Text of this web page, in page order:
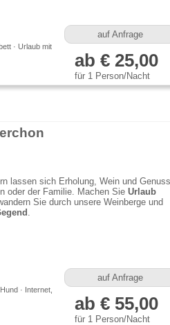
· Urlaub mit
auf Anfrage
ab € 25,00
für 1 Person/Nacht
lassen sich Erholung, Wein und Genuss
oder der Familie. Machen Sie Urlaub
Sie durch unsere Weinberge und
.
· Internet,
auf Anfrage
ab € 55,00
für 1 Person/Nacht